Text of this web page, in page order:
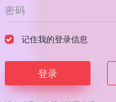
记住我的登录信息
登录